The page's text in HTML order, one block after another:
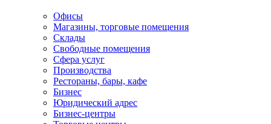
Офисы
Магазины, торговые помещения
Склады
Свободные помещения
Сфера услуг
Производства
Рестораны, бары, кафе
Бизнес
Юридический адрес
Бизнес-центры